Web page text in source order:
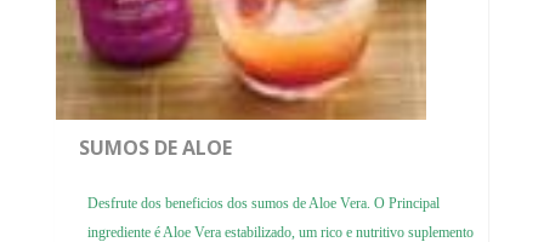
SUMOS DE ALOE
Desfrute dos beneficios dos sumos de Aloe Vera. O Principal
ingrediente é Aloe Vera estabilizado, um rico e nutritivo suplemento